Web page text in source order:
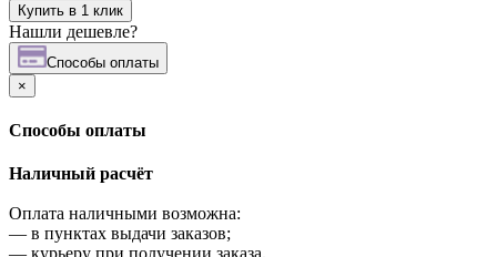
Купить в 1 клик
Нашли дешевле?
Cпособы оплаты
×
Cпособы оплаты
Наличный расчёт
Оплата наличными возможна:
— в пунктах выдачи заказов;